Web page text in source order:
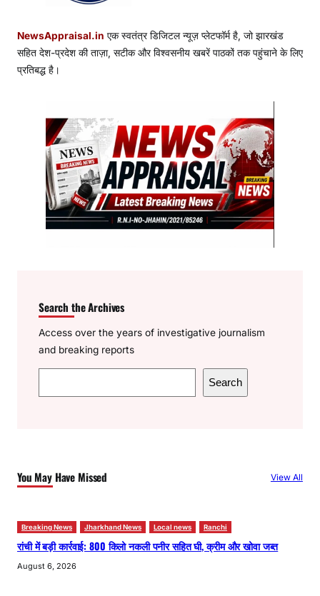
NewsAppraisal.in एक स्वतंत्र डिजिटल न्यूज़ प्लेटफॉर्म है, जो झारखंड
सहित देश-प्रदेश की ताज़ा, सटीक और विश्वसनीय खबरें पाठकों तक पहुंचाने के लिए
प्रतिबद्ध है।
Search the Archives
Access over the years of investigative journalism
and breaking reports
e
h
Search
You May Have Missed View All
Breaking News Jharkhand News Local news Ranchi
रांची में बड़ी कार्रवाई: 800 किलो नकली पनीर सहित घी, क्रीम और खोवा जब्त
August 6, 2026